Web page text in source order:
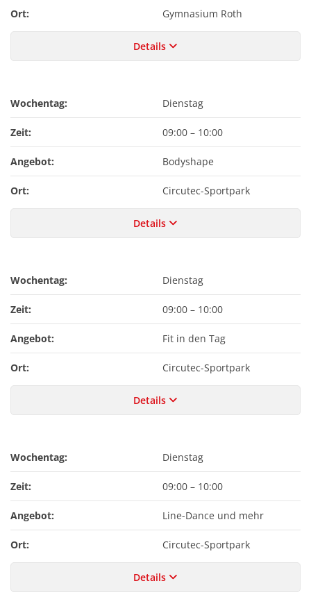
Ort: Gymnasium Roth
Details
Wochentag: Dienstag
Zeit: 09:00 – 10:00
Angebot: Bodyshape
Ort: Circutec-Sportpark
Details
Wochentag: Dienstag
Zeit: 09:00 – 10:00
Angebot: Fit in den Tag
Ort: Circutec-Sportpark
Details
Wochentag: Dienstag
Zeit: 09:00 – 10:00
Angebot: Line-Dance und mehr
Ort: Circutec-Sportpark
Details